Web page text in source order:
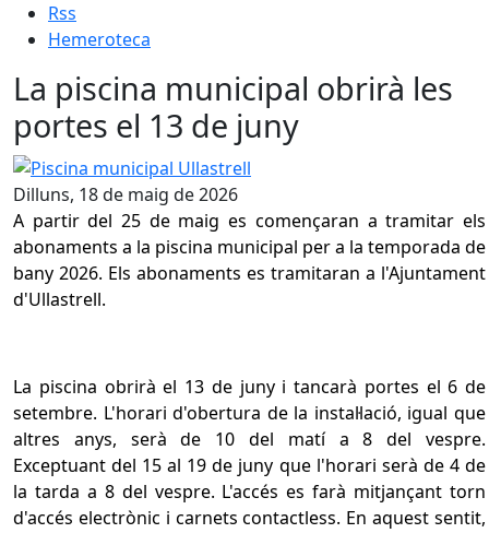
Rss
Hemeroteca
La piscina municipal obrirà les
portes el 13 de juny
Piscina municipal Ullastrell
Dilluns, 18 de maig de 2026
A partir del 25 de maig es començaran a tramitar els
abonaments a la piscina municipal per a la temporada de
bany 2026. Els abonaments es tramitaran a l'Ajuntament
d'Ullastrell.
La piscina obrirà el 13 de juny i tancarà portes el 6 de
setembre. L'horari d'obertura de la instal·lació, igual que
altres anys, serà de 10 del matí a 8 del vespre.
Exceptuant del 15 al 19 de juny que l'horari serà de 4 de
la tarda a 8 del vespre. L'accés es farà mitjançant torn
d'accés electrònic i carnets contactless. En aquest sentit,